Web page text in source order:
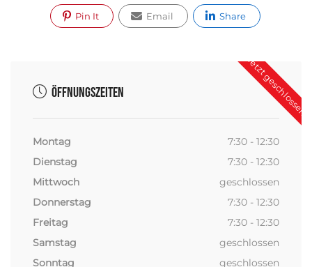
Pin It Email Share
Jetzt geschlossen
Öffnungszeiten
Montag
7:30 - 12:30
Dienstag
7:30 - 12:30
Mittwoch
geschlossen
Donnerstag
7:30 - 12:30
Freitag
7:30 - 12:30
Samstag
geschlossen
Sonntag
geschlossen